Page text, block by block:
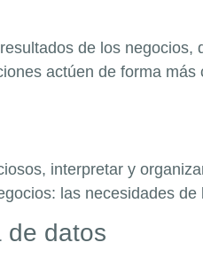
de los
actúen de forma
interpretar y
las necesidades de
de datos